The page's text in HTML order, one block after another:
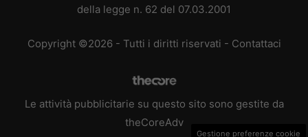
della legge n. 62 del 07.03.2001
Copyright ©2026 - Tutti i diritti riservati - Contattaci
Le attività pubblicitarie su questo sito sono gestite da
theCoreAdv
Gestione preferenze cookie